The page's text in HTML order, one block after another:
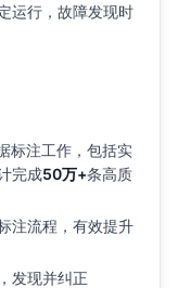
运行，故障发现时
标注工作，包括实
完成50万+条高质
注流程，有效提升
发现并纠正